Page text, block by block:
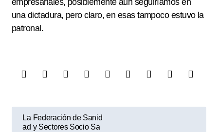
empresariales, posiblemente aun seguiríamos en
una dictadura, pero claro, en esas tampoco estuvo la
patronal.
La Federación de Sanid
ad y Sectores Socio Sa